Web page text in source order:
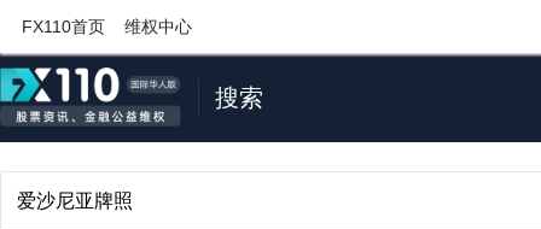
FX110首页 维权中心
搜索